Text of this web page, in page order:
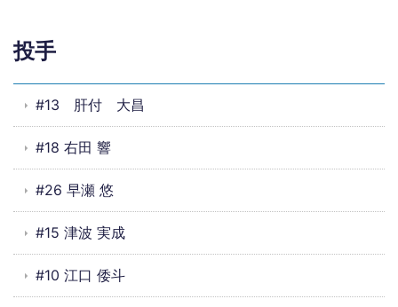
投手
#13 肝付 大昌
#18 右田 響
#26 早瀬 悠
#15 津波 実成
#10 江口 倭斗